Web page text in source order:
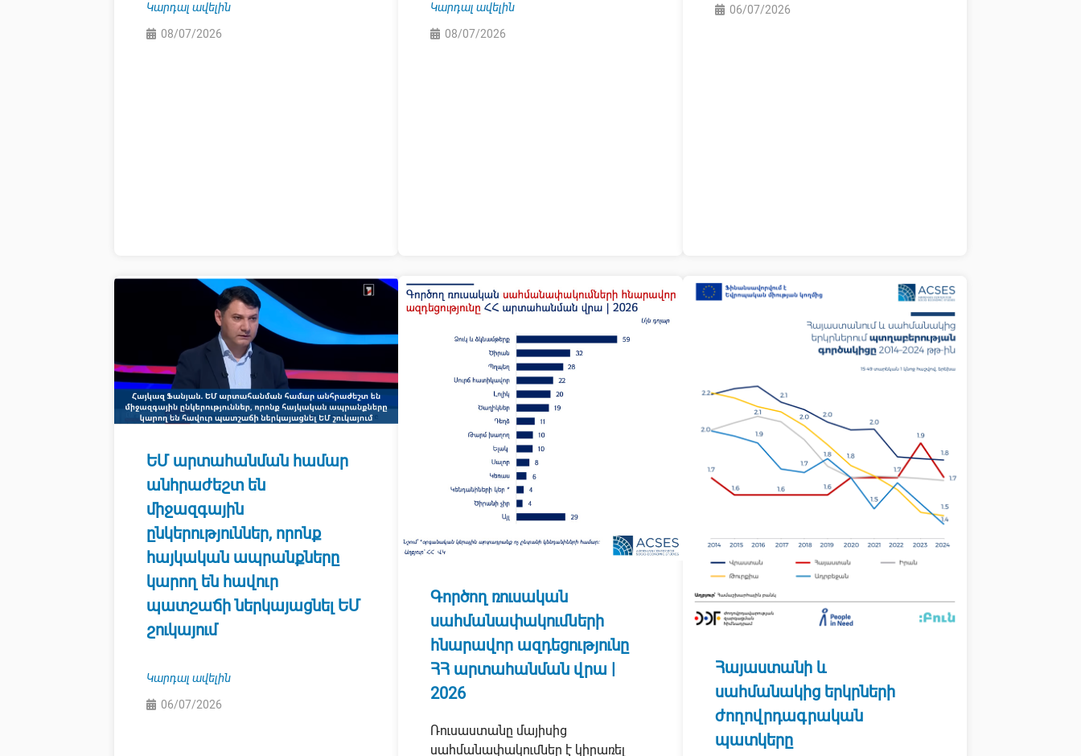
Կարդալ ավելին
08/07/2026
Կարդալ ավելին
08/07/2026
06/07/2026
ԵՄ արտահանման համար
անհրաժեշտ են
միջազգային
ընկերություններ, որոնք
հայկական ապրանքները
կարող են հավուր
պատշաճի ներկայացնել ԵՄ
շուկայում
Կարդալ ավելին
06/07/2026
Գործող ռուսական
սահմանափակումների
հնարավոր ազդեցությունը
ՀՀ արտահանման վրա |
2026
Ռուսաստանը մայիսից
սահմանափակումներ է կիրառել
Հայաստանի և
սահմանակից երկրների
ժողովրդագրական
պատկերը